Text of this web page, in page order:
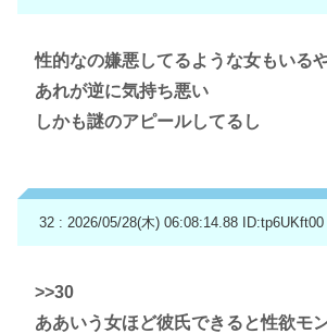
性的なの嫌悪してるような女もいる
あれが逆に気持ち悪い
しかも謎のアピールしてるし
32 : 2026/05/28(木) 06:08:14.88 ID:tp6UKft00
>>30
ああいう女ほど彼氏できると性欲モ